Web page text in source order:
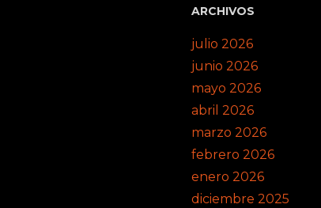
ARCHIVOS
julio 2026
junio 2026
mayo 2026
abril 2026
marzo 2026
febrero 2026
enero 2026
diciembre 2025